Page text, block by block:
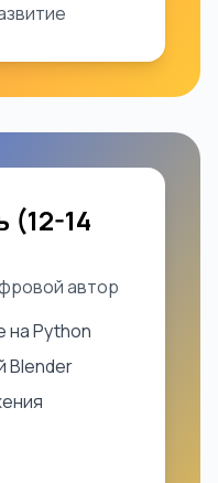
(12-14
автор
на Python
Blender